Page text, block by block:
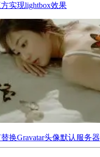
实现lightbox效果
换Gravatar头像默认服务器